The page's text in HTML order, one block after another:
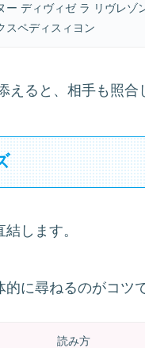
ー ディヴィゼ ラ リヴレゾ
スペディスィヨン
ると、相手も照合
します。
に尋ねるのがコツ
読み方